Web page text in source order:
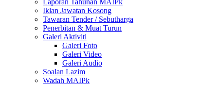
Laporan Tahunan MAIPk
Iklan Jawatan Kosong
Tawaran Tender / Sebutharga
Penerbitan & Muat Turun
Galeri Aktiviti
Galeri Foto
Galeri Video
Galeri Audio
Soalan Lazim
Wadah MAIPk